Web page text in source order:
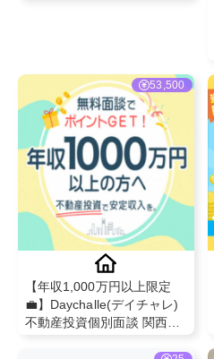
53,500
【年収1,000万円以上限定
💼】Daychalle(デイチャレ)
不動産投資個別面談 関西エ